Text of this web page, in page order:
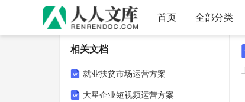
首页 全部分类
相关文档
就业扶贫市场运营方案
大星企业短视频运营方案